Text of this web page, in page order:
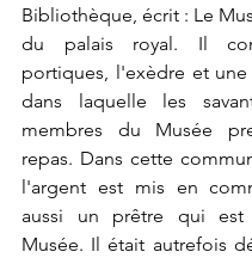
Bibliothèque, écrit : Le
du palais royal. Il
portiques, l'exèdre et une
dans laquelle les
membres du Musée
repas. Dans cette
l'argent est mis en
aussi un prêtre qui
Musée. Il était autrefois